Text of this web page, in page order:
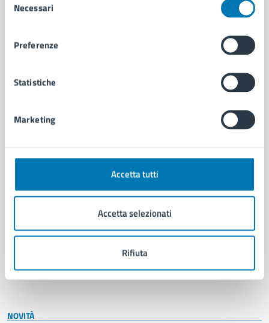
delNecessari
Preferenze
Statistiche
Marketing
Accetta tutti
Accetta selezionati
Rifiuta
Enti e fondazioni
Personale amministrativo
CATEGORIE DI SERVIZIO
Autorizzazioni
Documenti e certificati
Educazione e formazione
Giustizia e sicurezza pubblica
Imprese e commercio
Salute, benessere e assistenza
Vita lavorativa
NOVITÀ